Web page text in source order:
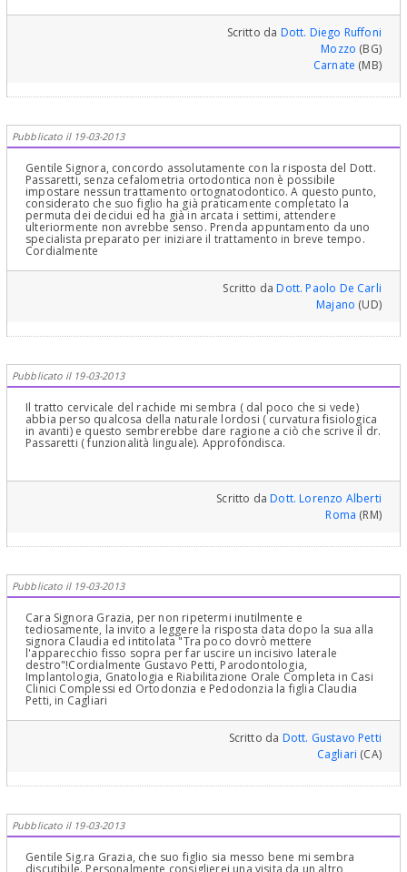
Scritto da Dott. Diego Ruffoni
Mozzo (BG)
Carnate (MB)
Pubblicato il 19-03-2013
Gentile Signora, concordo assolutamente con la risposta del Dott.
Passaretti, senza cefalometria ortodontica non è possibile
impostare nessun trattamento ortognatodontico. A questo punto,
considerato che suo figlio ha già praticamente completato la
permuta dei decidui ed ha già in arcata i settimi, attendere
ulteriormente non avrebbe senso. Prenda appuntamento da uno
specialista preparato per iniziare il trattamento in breve tempo.
Cordialmente
Scritto daDott. Paolo De Carli
Majano (UD)
Pubblicato il 19-03-2013
Il tratto cervicale del rachide mi sembra ( dal poco che si vede)
abbia perso qualcosa della naturale lordosi ( curvatura fisiologica
in avanti) e questo sembrerebbe dare ragione a ciò che scrive il dr.
Passaretti ( funzionalità linguale). Approfondisca.
Scritto daDott. Lorenzo Alberti
Roma (RM)
Pubblicato il 19-03-2013
Cara Signora Grazia, per non ripetermi inutilmente e
tediosamente, la invito a leggere la risposta data dopo la sua alla
signora Claudia ed intitolata "Tra poco dovrò mettere
l'apparecchio fisso sopra per far uscire un incisivo laterale
destro"!Cordialmente Gustavo Petti, Parodontologia,
Implantologia, Gnatologia e Riabilitazione Orale Completa in Casi
Clinici Complessi ed Ortodonzia e Pedodonzia la figlia Claudia
Petti, in Cagliari
Scritto da Dott. Gustavo Petti
Cagliari (CA)
Pubblicato il 19-03-2013
Gentile Sig.ra Grazia, che suo figlio sia messo bene mi sembra